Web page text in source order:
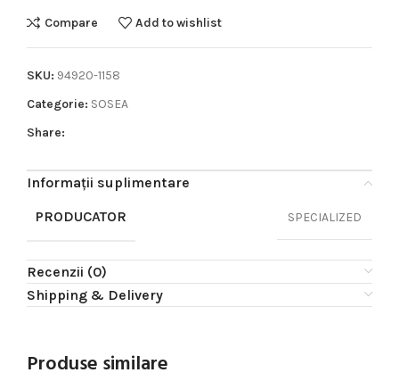
Compare Add to wishlist
SKU: 94920-1158
Categorie: SOSEA
Share:
Informații suplimentare
PRODUCATOR
SPECIALIZED
Recenzii (0)
Shipping & Delivery
Produse similare